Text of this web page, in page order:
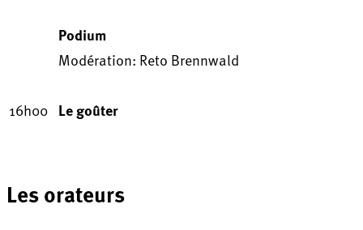
Podium
Modération: Reto Brennwald
16h00 Le goûter
Les orateurs